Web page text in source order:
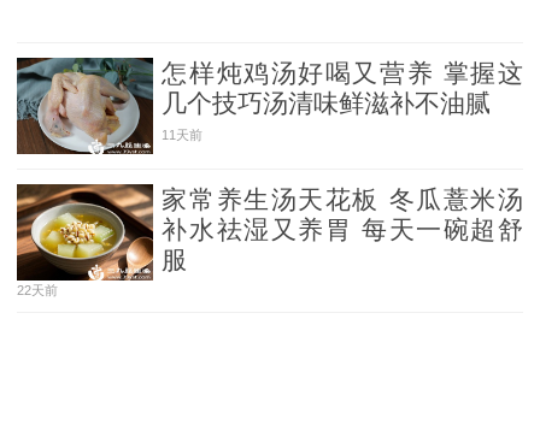
怎样炖鸡汤好喝又营养 掌握这
几个技巧汤清味鲜滋补不油腻
11天前
家常养生汤天花板 冬瓜薏米汤
补水祛湿又养胃 每天一碗超舒
服
22天前